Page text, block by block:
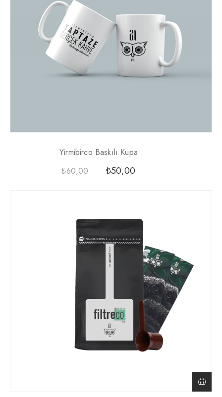
Yirmibirco Baskılı Kupa
₺60,00 ₺50,00